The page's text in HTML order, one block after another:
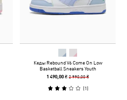
Кеды Rebound V6 Come On Low
Basketball Sneakers Youth
1 490,00 ₴2 990,00 ₴
(1)